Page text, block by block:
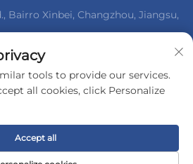
Bairro Xinbei, Changzhou, Jiangsu,
Changzhou Xinder-Tech Electronics
tools to provide our services.
all cookies, click Personalize
Accept all